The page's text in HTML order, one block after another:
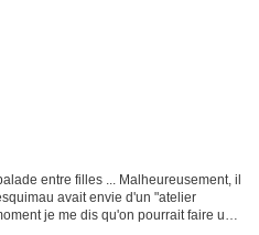
entre filles ... Malheureusement, il
avait envie d'un "atelier
je me dis qu'on pourrait faire un